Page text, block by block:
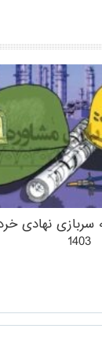
سربازی نهادی
1403